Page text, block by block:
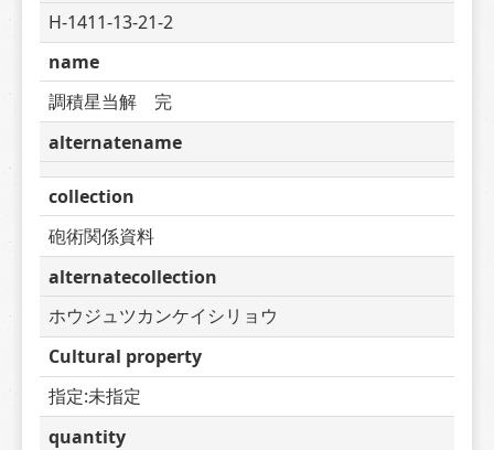
H-1411-13-21-2
name
調積星当解　完
alternatename
collection
砲術関係資料
alternatecollection
ホウジュツカンケイシリョウ
Cultural property
指定:未指定
quantity